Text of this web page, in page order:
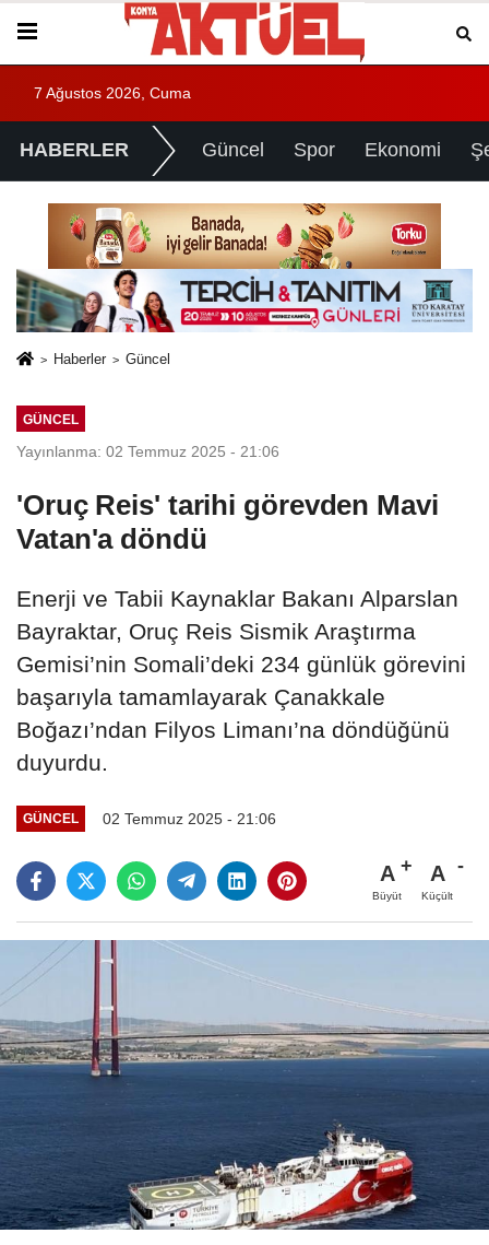
7 Ağustos 2026, Cuma
HABERLER Güncel Spor Ekonomi
Haberler Güncel
GÜNCEL
Yayınlanma: 02 Temmuz 2025 - 21:06
'Oruç Reis' tarihi görevden Mavi
Vatan'a döndü
Enerji ve Tabii Kaynaklar Bakanı Alparslan
Bayraktar, Oruç Reis Sismik Araştırma
Gemisi’nin Somali’deki 234 günlük görevini
başarıyla tamamlayarak Çanakkale
Boğazı’ndan Filyos Limanı’na döndüğünü
duyurdu.
GÜNCEL 02 Temmuz 2025 - 21:06
A
Büyüt
A
Küçült